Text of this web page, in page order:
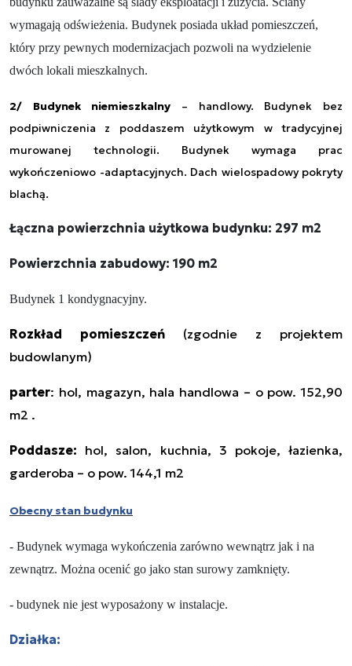
wymagają odświeżenia. Budynek posiada układ pomieszczeń,
który przy pewnych modernizacjach pozwoli na wydzielenie
dwóch lokali mieszkalnych.
2/ Budynek niemieszkalny – handlowy. Budynek bez
podpiwniczenia z poddaszem użytkowym w tradycyjnej
murowanej technologii. Budynek wymaga prac
wykończeniowo -adaptacyjnych. Dach wielospadowy pokryty
blachą.
Łączna powierzchnia użytkowa budynku: 297 m2
Powierzchnia zabudowy: 190 m2
Budynek 1 kondygnacyjny.
Rozkład pomieszczeń (zgodnie z projektem
budowlanym)
parter: hol, magazyn, hala handlowa – o pow. 152,90
m2 .
Poddasze: hol, salon, kuchnia, 3 pokoje, łazienka,
garderoba – o pow. 144,1 m2
Obecny stan budynku
- Budynek wymaga wykończenia zarówno wewnątrz jak i na
zewnątrz. Można ocenić go jako stan surowy zamknięty.
- budynek nie jest wyposażony w instalacje.
Działka: